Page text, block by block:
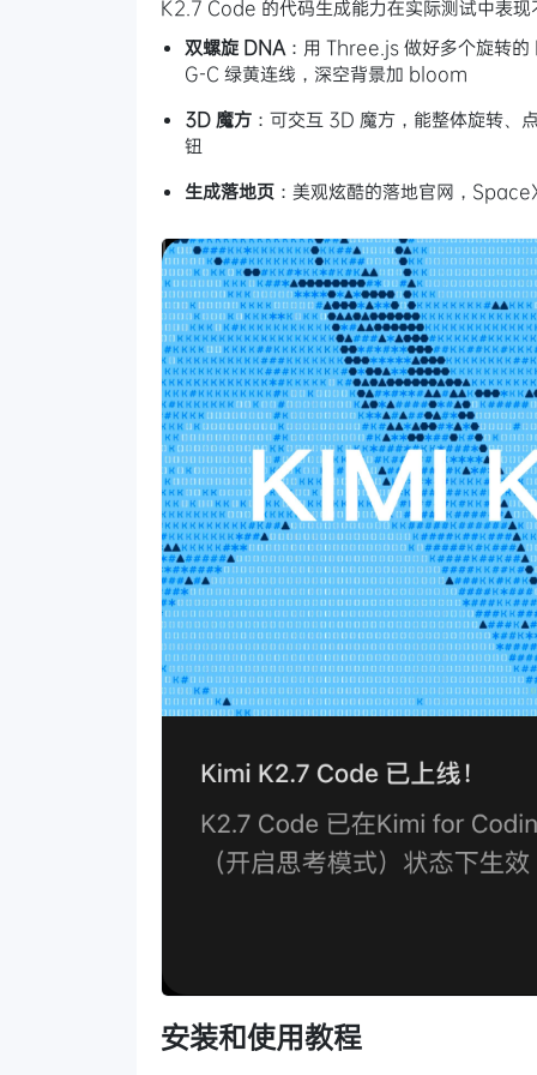
K2.7 Code 的代码生成能力在实际测试中表现
双螺旋 DNA ：用 Three.js 做好多个旋转
G-C 绿黄连线，深空背景加 bloom
3D 魔方 ：可交互 3D 魔方，能整体旋转、
钮
生成落地页 ：美观炫酷的落地官网，
安装和使用教程